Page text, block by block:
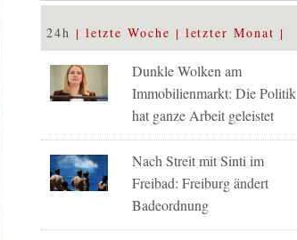
24h letzte Woche letzter Monat
Dunkle Wolken am
Immobilienmarkt: Die Politik
hat ganze Arbeit geleistet
Nach Streit mit Sinti im
Freibad: Freiburg ändert
Badeordnung